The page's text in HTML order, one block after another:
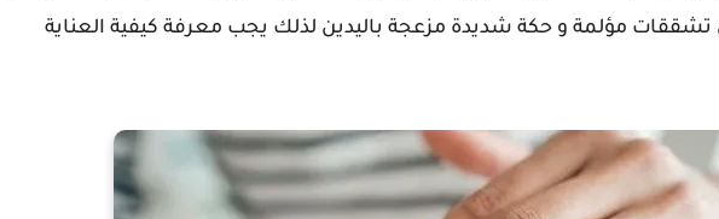
تشققات مؤلمة و حكة شديدة مزعجة باليدين لذلك يجب معرفة كيفية العناية